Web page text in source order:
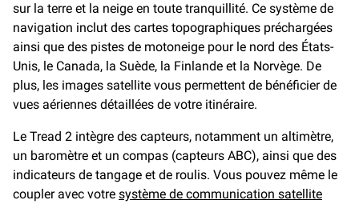
sur la terre et la neige en toute tranquillité. Ce système de
navigation inclut des cartes topographiques préchargées
ainsi que des pistes de motoneige pour le nord des États-
Unis, le Canada, la Suède, la Finlande et la Norvège. De
plus, les images satellite vous permettent de bénéficier de
vues aériennes détaillées de votre itinéraire.
Le Tread 2 intègre des capteurs, notamment un altimètre,
un baromètre et un compas (capteurs ABC), ainsi que des
indicateurs de tangage et de roulis. Vous pouvez même le
coupler avec votre système de communication satellite